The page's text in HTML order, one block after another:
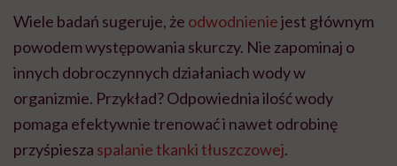
Wiele badań sugeruje, że odwodnieniejest głównym
powodem występowania skurczy. Nie zapominaj o
innych dobroczynnych działaniach wody w
organizmie. Przykład? Odpowiednia ilość wody
pomaga efektywnie trenować i nawet odrobinę
przyśpiesza spalanie tkanki tłuszczowej.